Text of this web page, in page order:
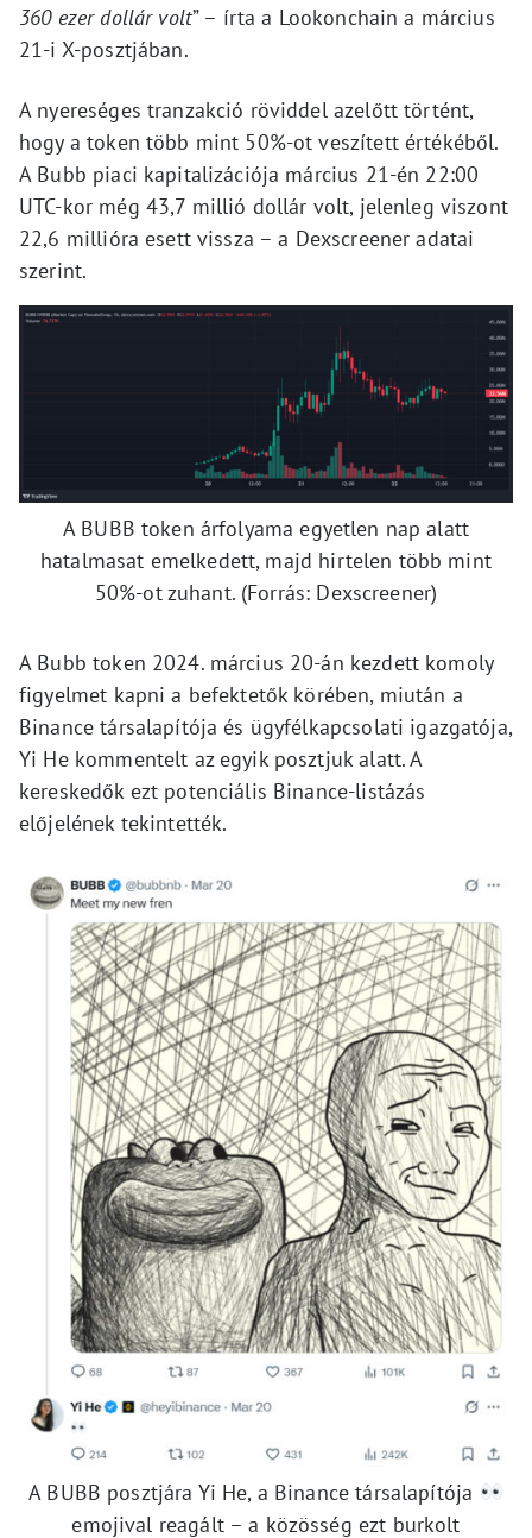
360 ezer dollár volt” – írta a Lookonchain a március
21-i X-posztjában.
A nyereséges tranzakció röviddel azelőtt történt,
hogy a token több mint 50%-ot veszített értékéből.
A Bubb piaci kapitalizációja március 21-én 22:00
UTC-kor még 43,7 millió dollár volt, jelenleg viszont
22,6 millióra esett vissza – a Dexscreener adatai
szerint.
A BUBB token árfolyama egyetlen nap alatt
hatalmasat emelkedett, majd hirtelen több mint
50%-ot zuhant. (Forrás: Dexscreener)
A Bubb token 2024. március 20-án kezdett komoly
figyelmet kapni a befektetők körében, miután a
Binance társalapítója és ügyfélkapcsolati igazgatója,
Yi He kommentelt az egyik posztjuk alatt. A
kereskedők ezt potenciális Binance-listázás
előjelének tekintették.
A BUBB posztjára Yi He, a Binance társalapítója
emojival reagált – a közösség ezt burkolt